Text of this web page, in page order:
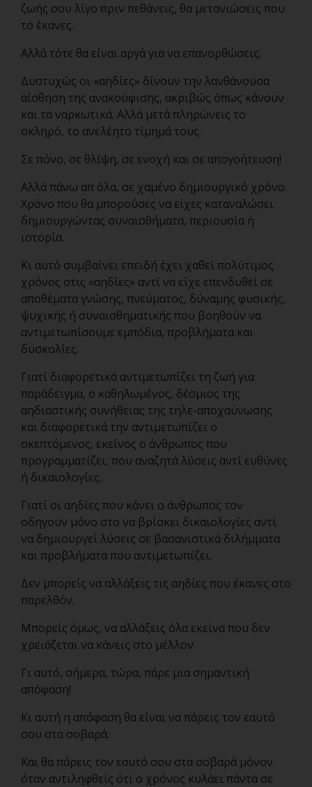
ζωής σου λίγο πριν πεθάνεις, θα μετανιώσεις που
το έκανες.
Αλλά τότε θα είναι αργά για να επανορθώσεις.
Δυστυχώς οι «αηδίες» δίνουν την λανθάνουσα
αίσθηση της ανακούφισης, ακριβώς όπως κάνουν
και τα ναρκωτικά. Αλλά μετά πληρώνεις το
σκληρό, το ανελέητο τίμημά τους.
Σε πόνο, σε θλίψη, σε ενοχή και σε απογοήτευση!
Αλλά πάνω απ όλα, σε χαμένο δημιουργικό χρόνο.
Χρόνο που θα μπορούσες να είχες καταναλώσει
δημιουργώντας συναισθήματα, περιουσία ή
ιστορία.
Κι αυτό συμβαίνει επειδή έχει χαθεί πολύτιμος
χρόνος στις «αηδίες» αντί να είχε επενδυθεί σε
αποθέματα γνώσης, πνεύματος, δύναμης φυσικής,
ψυχικής ή συναισθηματικής που βοηθούν να
αντιμετωπίσουμε εμπόδια, προβλήματα και
δυσκολίες.
Γιατί διαφορετικά αντιμετωπίζει τη ζωή για
παράδειγμα, ο καθηλωμένος, δέσμιος της
αηδιαστικής συνήθειας της τηλε-αποχαύνωσης
και διαφορετικά την αντιμετωπίζει ο
σκεπτόμενος, εκείνος o άνθρωπος που
προγραμματίζει, που αναζητά λύσεις αντί ευθύνες
ή δικαιολογίες.
Γιατί οι αηδίες που κάνει ο άνθρωπος τον
οδηγούν μόνο στο να βρίσκει δικαιολογίες αντί
να δημιουργεί λύσεις σε βασανιστικά διλήμματα
και προβλήματα που αντιμετωπίζει.
Δεν μπορείς να αλλάξεις τις αηδίες που έκανες στο
παρελθόν.
Μπορείς όμως, να αλλάξεις όλα εκείνα που δεν
χρειάζεται να κάνεις στο μέλλον.
Γι αυτό, σήμερα, τώρα, πάρε μια σημαντική
απόφαση!
Κι αυτή η απόφαση θα είναι να πάρεις τον εαυτό
σου στα σοβαρά.
Και θα πάρεις τον εαυτό σου στα σοβαρά μόνον
όταν αντιληφθείς ότι ο χρόνος κυλάει πάντα σε